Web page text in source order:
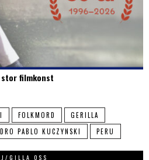
filmkonst
FOLKMORD
GERILLA
PABLO KUCZYNSKI PERU
GILLA OSS